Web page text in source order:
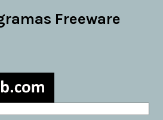
Freeware